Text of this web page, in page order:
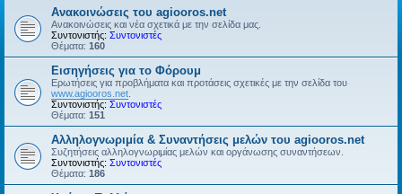
Ανακοινώσεις του agiooros.net
Ανακοινώσεις και νέα σχετικά με την σελίδα μας.
Συντονιστής: Συντονιστές
Θέματα: 160
Εισηγήσεις για το Φόρουμ
Ερωτήσεις για προβλήματα και προτάσεις σχετικές με την σελίδα του
www.agiooros.net
Συντονιστής: Συντονιστές
Θέματα: 151
Αλληλογνωριμία & Συναντήσεις μελών του agiooros.net
Συζητήσεις αλληλογνωριμίας μελών και οργάνωσης συναντήσεων.
Συντονιστής: Συντονιστές
Θέματα: 186